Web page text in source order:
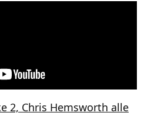
2, Chris Hemsworth alle